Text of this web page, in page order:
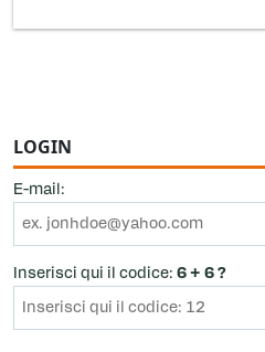
LOGIN
E-mail:
Inserisci qui il codice: 6 + 6 ?